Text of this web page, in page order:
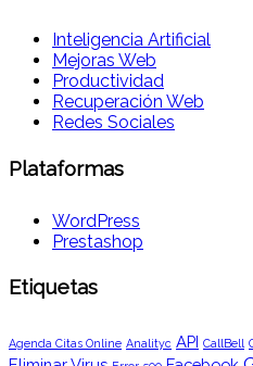
Inteligencia Artificial
Mejoras Web
Productividad
Recuperación Web
Redes Sociales
Plataformas
WordPress
Prestashop
Etiquetas
Agenda Citas Online Analityc API CallBell